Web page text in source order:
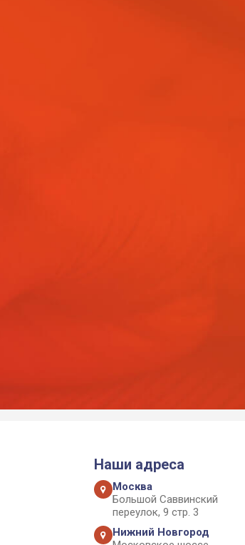
Наши адреса
Москва
Большой Саввинский
переулок, 9 стр. 3
Нижний Новгород